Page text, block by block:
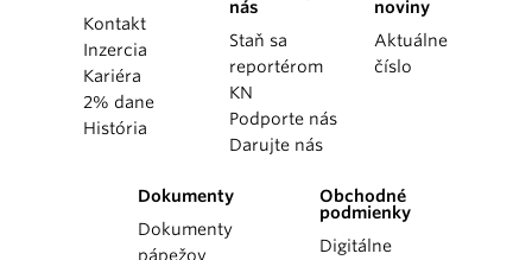
Kontakt
Inzercia
Kariéra
2% dane
História
nás
Staň sa
reportérom
KN
Podporte nás
Darujte nás
noviny
Aktuálne
číslo
Dokumenty
Dokumenty
pápežov
Obchodné
podmienky
Digitálne